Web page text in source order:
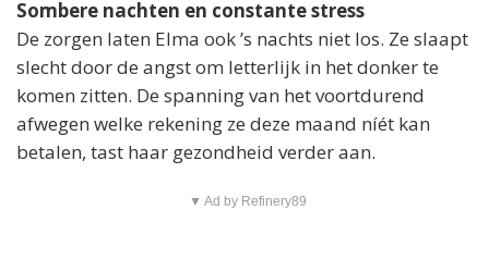
Sombere nachten en constante stress
De zorgen laten Elma ook ’s nachts niet los. Ze slaapt
slecht door de angst om letterlijk in het donker te
komen zitten. De spanning van het voortdurend
afwegen welke rekening ze deze maand níét kan
betalen, tast haar gezondheid verder aan.
▼ Ad by Refinery89